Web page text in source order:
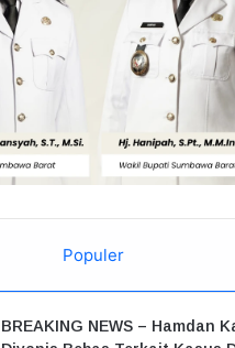
Populer
BREAKING NEWS – Hamdan